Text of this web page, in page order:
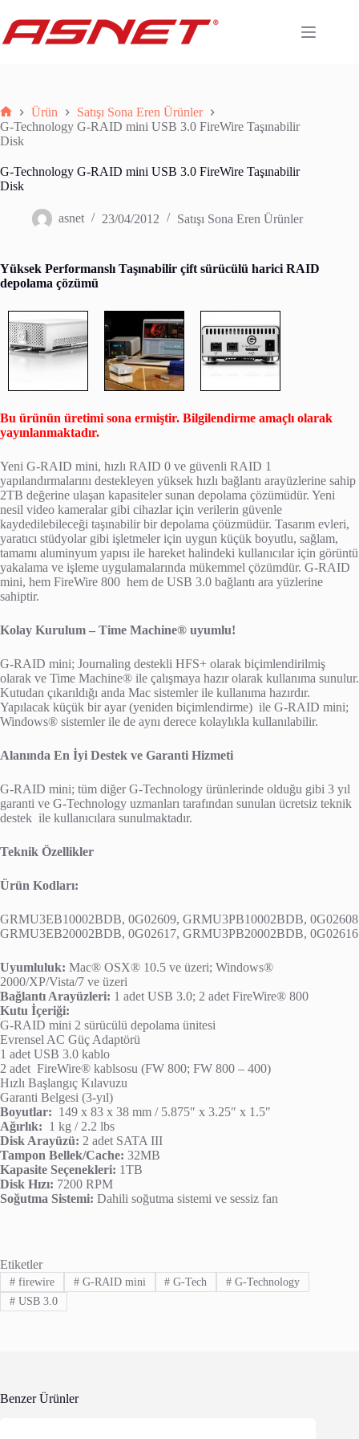
content
Anasayfa
Ürün
Satışı Sona Eren Ürünler
G-Technology G-RAID mini USB 3.0 FireWire Taşınabilir
Disk
G-Technology G-RAID mini USB 3.0 FireWire Taşınabilir
Disk
asnet 23/04/2012 Satışı Sona Eren Ürünler
Yüksek Performanslı Taşınabilir çift sürücülü harici RAID
depolama çözümü
Bu ürünün üretimi sona ermiştir. Bilgilendirme amaçlı olarak
yayınlanmaktadır.
Yeni G-RAID mini, hızlı RAID 0 ve güvenli RAID 1
yapılandırmalarını destekleyen yüksek hızlı bağlantı arayüzlerine sahip
2TB değerine ulaşan kapasiteler sunan depolama çözümüdür. Yeni
nesil video kameralar gibi cihazlar için verilerin güvenle
kaydedilebileceği taşınabilir bir depolama çöüzmüdür. Tasarım evleri,
yaratıcı stüdyolar gibi işletmeler için uygun küçük boyutlu, sağlam,
tamamı aluminyum yapısı ile hareket halindeki kullanıcılar için görüntü
yakalama ve işleme uygulamalarında mükemmel çözümdür. G-RAID
mini, hem FireWire 800 hem de USB 3.0 bağlantı ara yüzlerine
sahiptir.
Kolay Kurulum – Time Machine® uyumlu!
G-RAID mini; Journaling destekli HFS+ olarak biçimlendirilmiş
olarak ve Time Machine® ile çalışmaya hazır olarak kullanıma sunulur.
Kutudan çıkarıldığı anda Mac sistemler ile kullanıma hazırdır.
Yapılacak küçük bir ayar (yeniden biçimlendirme) ile G-RAID mini;
Windows® sistemler ile de aynı derece kolaylıkla kullanılabilir.
Alanında En İyi Destek ve Garanti Hizmeti
G-RAID mini; tüm diğer G-Technology ürünlerinde olduğu gibi 3 yıl
garanti ve G-Technology uzmanları tarafından sunulan ücretsiz teknik
destek ile kullanıcılara sunulmaktadır.
Teknik Özellikler
Ürün Kodları:
GRMU3EB10002BDB, 0G02609, GRMU3PB10002BDB, 0G02608
GRMU3EB20002BDB, 0G02617, GRMU3PB20002BDB, 0G02616
Uyumluluk: Mac® OSX® 10.5 ve üzeri; Windows®
2000/XP/Vista/7 ve üzeri
Bağlantı Arayüzleri: 1 adet USB 3.0; 2 adet FireWire® 800
Kutu İçeriği:
G-RAID mini 2 sürücülü depolama ünitesi
Evrensel AC Güç Adaptörü
1 adet USB 3.0 kablo
2 adet FireWire® kablsosu (FW 800; FW 800 – 400)
Hızlı Başlangıç Kılavuzu
Garanti Belgesi (3-yıl)
Boyutlar: 149 x 83 x 38 mm / 5.875″ x 3.25″ x 1.5″
Ağırlık: 1 kg / 2.2 lbs
Disk Arayüzü: 2 adet SATA III
Tampon Bellek/Cache: 32MB
Kapasite Seçenekleri: 1TB
Disk Hızı: 7200 RPM
Soğutma Sistemi: Dahili soğutma sistemi ve sessiz fan
Etiketler
#firewire #G-RAID mini # G-Tech # G-Technology
#USB 3.0
Benzer Ürünler